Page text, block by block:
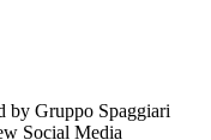
by Gruppo Spaggiari
Social Media